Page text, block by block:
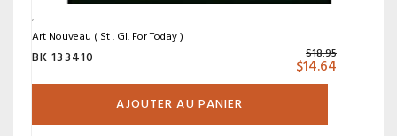
Art Nouveau ( St . Gl. For Today )
BK 133410 $18.95
$14.64
AJOUTER AU PANIER